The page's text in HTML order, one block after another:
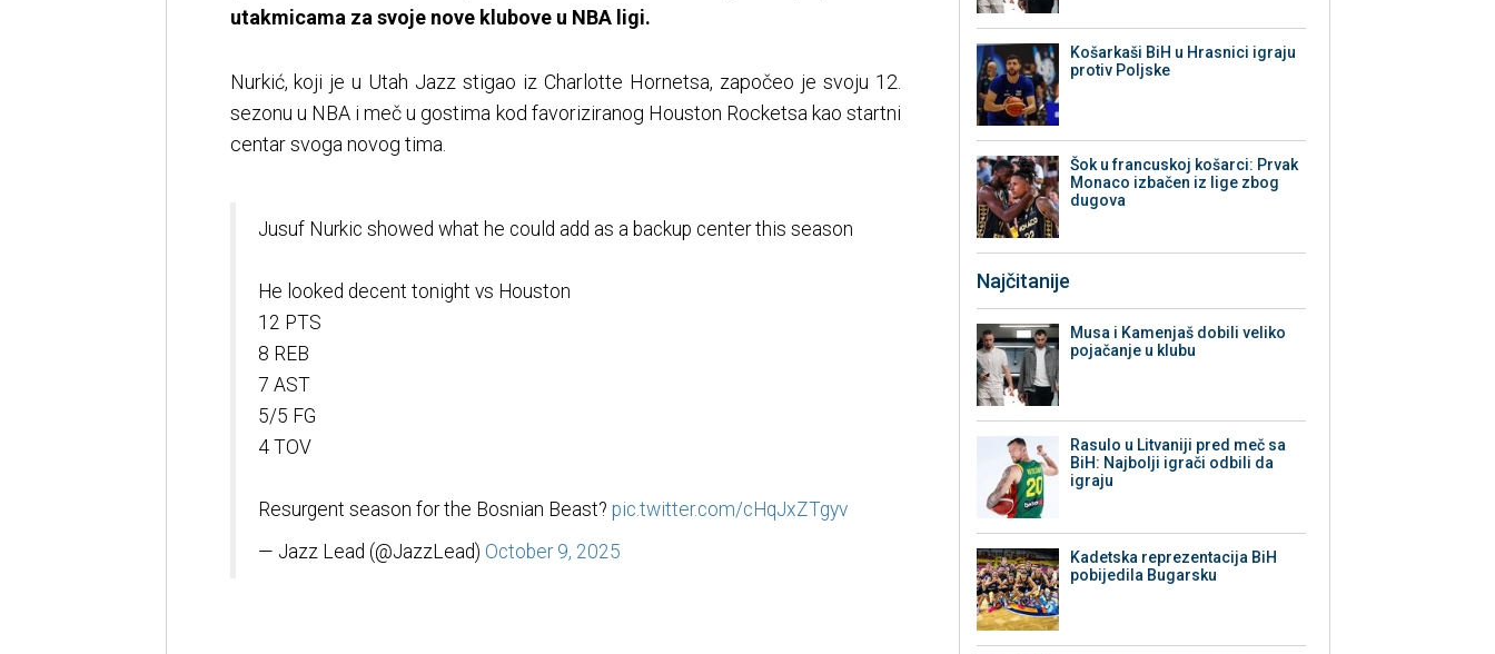
utakmicama za svoje nove klubove u NBA ligi.
Nurkić, koji je u Utah Jazz stigao iz Charlotte Hornetsa, započeo je svoju 12.
sezonu u NBA i meč u gostima kod favoriziranog Houston Rocketsa kao startni
centar svoga novog tima.
Jusuf Nurkic showed what he could add as a backup center this season
He looked decent tonight vs Houston
12 PTS
8 REB
7 AST
5/5 FG
4 TOV
Resurgent season for the Bosnian Beast? pic.twitter.com/cHqJxZTgyv
— Jazz Lead (@JazzLead) October 9, 2025
Košarkaši BiH u Hrasnici igraju
protiv Poljske
Šok u francuskoj košarci: Prvak
Monaco izbačen iz lige zbog
dugova
Najčitanije
Musa i Kamenjaš dobili veliko
pojačanje u klubu
Rasulo u Litvaniji pred meč sa
BiH: Najbolji igrači odbili da
igraju
Kadetska reprezentacija BiH
pobijedila Bugarsku